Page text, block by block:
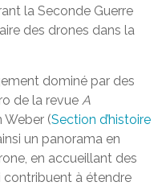
la Seconde Guerre
des drones dans la
dominé par des
de la revueA
Weber (Section d’histoire
un panorama en
en accueillant des
contribuent à étendre